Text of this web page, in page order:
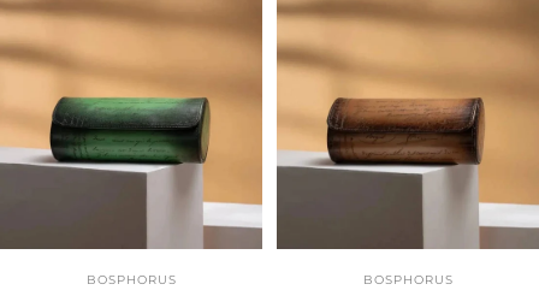
Fornitore:
BOSPHORUS Esaurito
Fornitore:
BOSPHORUS